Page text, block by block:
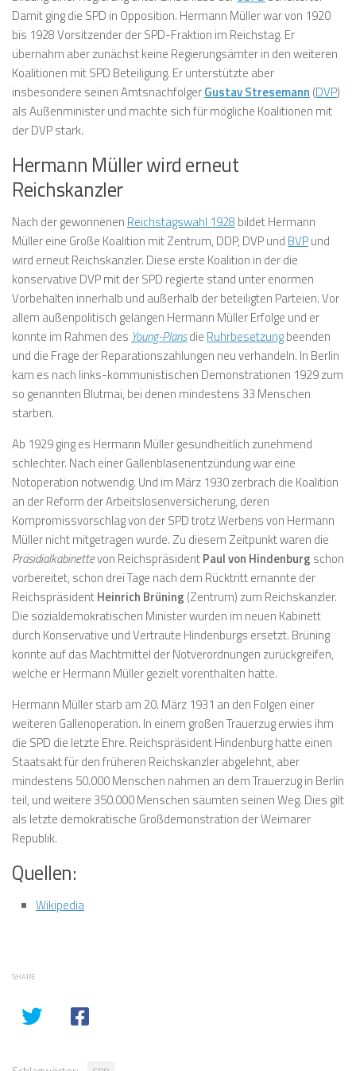
Damit ging die SPD in Opposition. Hermann Müller war von 1920
bis 1928 Vorsitzender der SPD-Fraktion im Reichstag. Er
übernahm aber zunächst keine Regierungsämter in den weiteren
Koalitionen mit SPD Beteiligung. Er unterstützte aber
insbesondere seinen AmtsnachfolgerGustav Stresemann (DVP)
als Außenminister und machte sich für mögliche Koalitionen mit
der DVP stark.
Hermann Müller wird erneut
Reichskanzler
Nach der gewonnenen Reichstagswahl 1928 bildet Hermann
Müller eine Große Koalition mit Zentrum, DDP, DVP und BVPund
wird erneut Reichskanzler. Diese erste Koalition in der die
konservative DVP mit der SPD regierte stand unter enormen
Vorbehalten innerhalb und außerhalb der beteiligten Parteien. Vor
allem außenpolitisch gelangen Hermann Müller Erfolge und er
konnte im Rahmen des Young-Plansdie Ruhrbesetzungbeenden
und die Frage der Reparationszahlungen neu verhandeln. In Berlin
kam es nach links-kommunistischen Demonstrationen 1929 zum
so genannten Blutmai, bei denen mindestens 33 Menschen
starben.
Ab 1929 ging es Hermann Müller gesundheitlich zunehmend
schlechter. Nach einer Gallenblasenentzündung war eine
Notoperation notwendig. Und im März 1930 zerbrach die Koalition
an der Reform der Arbeitslosenversicherung, deren
Kompromissvorschlag von der SPD trotz Werbens von Hermann
Müller nicht mitgetragen wurde. Zu diesem Zeitpunkt waren die
Präsidialkabinettevon ReichspräsidentPaul von Hindenburg schon
vorbereitet, schon drei Tage nach dem Rücktritt ernannte der
ReichspräsidentHeinrich Brüning (Zentrum) zum Reichskanzler.
Die sozialdemokratischen Minister wurden im neuen Kabinett
durch Konservative und Vertraute Hindenburgs ersetzt. Brüning
konnte auf das Machtmittel der Notverordnungen zurückgreifen,
welche er Hermann Müller gezielt vorenthalten hatte.
Hermann Müller starb am 20. März 1931 an den Folgen einer
weiteren Gallenoperation. In einem großen Trauerzug erwies ihm
die SPD die letzte Ehre. Reichspräsident Hindenburg hatte einen
Staatsakt für den früheren Reichskanzler abgelehnt, aber
mindestens 50.000 Menschen nahmen an dem Trauerzug in Berlin
teil, und weitere 350.000 Menschen säumten seinen Weg. Dies gilt
als letzte demokratische Großdemonstration der Weimarer
Republik.
Quellen:
Wikipedia
SHARE